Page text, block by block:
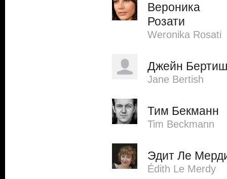
Вероника
Розати
Weronika Rosati
Джейн Бертиш
Jane Bertish
Тим Бекманн
Tim Beckmann
Эдит Ле
Édith Le Merdy